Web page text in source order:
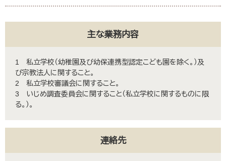
主な業務内容
1 私立学校（幼稚園及び幼保連携型認定こども園を除く。）及
び宗教法人に関すること。
2 私立学校審議会に関すること。
3 いじめ調査委員会に関すること（私立学校に関するものに限
る。）。
連絡先